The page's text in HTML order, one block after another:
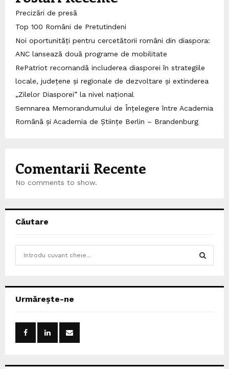
Precizări de presă
Top 100 Români de Pretutindeni
Noi oportunități pentru cercetătorii români din diaspora:
ANC lansează două programe de mobilitate
RePatriot recomandă includerea diasporei în strategiile
locale, județene și regionale de dezvoltare și extinderea
„Zilelor Diasporei” la nivel național
Semnarea Memorandumului de Înțelegere între Academia
Română și Academia de Științe Berlin – Brandenburg
Comentarii Recente
No comments to show.
Căutare
h
Urmărește-ne